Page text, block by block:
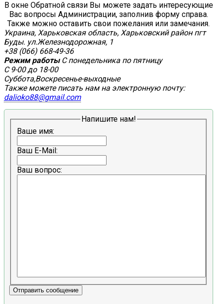
В окне Обратной связи Вы можете задать интересующие
Вас вопросы Администрации, заполнив форму справа.
Также можно оставить свои пожелания или замечания.
Украина, Харьковская область, Харьковский район пгт
Буды. ул.Железнодорожная, 1
+38 (066) 668-49-36
Режим работыС понедельника по пятницу
С 9-00 до 18-00
Суббота,Воскресенье-выходные
Также можете писать нам на электронную почту:
dalioko88@gmail.com
Напишите нам!
Ваше имя:
Ваш E-Mail:
Ваш вопрос:
Отправить сообщение